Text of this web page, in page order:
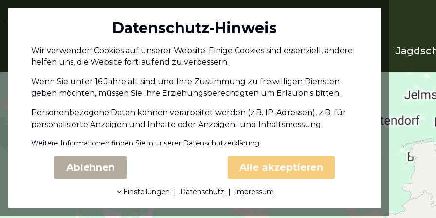
Alle Infos zum
Jagdschein
Jagdschein in deinem
Bundesland
Datenschutz-Hinweis
Wir verwenden Cookies auf unserer Website. Einige Cookies sind essenziell, andere
helfen uns, die Website fortlaufend zu verbessern.
Wenn Sie unter 16 Jahre alt sind und Ihre Zustimmung zu freiwilligen Diensten
geben möchten, müssen Sie Ihre Erziehungs­berechtigten um Erlaubnis bitten.
Personenbezogene Daten können verarbeitet werden (z.B. IP-Adressen), z.B. für
personalisierte Anzeigen und Inhalte oder Anzeigen- und Inhaltsmessung.
Weitere Informationen finden Sie in unserer Datenschutzerklärung.
Ablehnen Alle akzeptieren
Einstellungen | Datenschutz | Impressum